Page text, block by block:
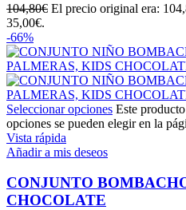
104,80€ El precio original era:
35,00€.
-66%
Seleccionar opciones Este
opciones se pueden elegir en la
Vista rápida
Añadir a mis deseos
CONJUNTO
CHOCOLATE